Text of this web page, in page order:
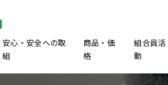
安心・安全への取
組
商品・価
格
組合員活
動